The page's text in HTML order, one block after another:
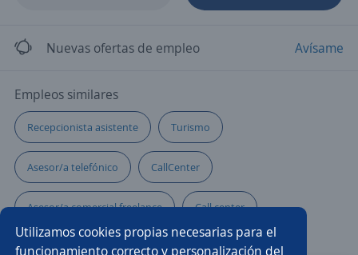
Nuevas ofertas de empleo Avísame
Empleos similares
Recepcionista asistente Turismo
Asesor/a telefónico CallCenter
Asesor/a comercial freelance Call center
Asesor comisionista Ventas
Utilizamos cookies propias necesarias para el
funcionamiento correcto y personalización del